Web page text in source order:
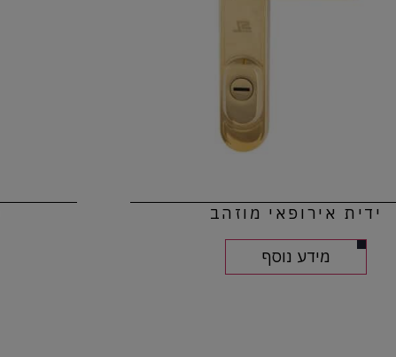
ידית אירופאי מוזהב
מידע נוסף